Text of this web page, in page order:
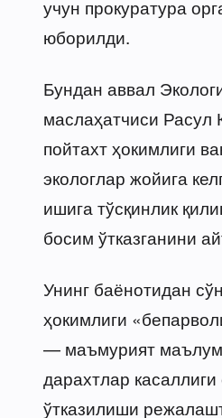
учун прокуратура
юборилди.
Бундан аввал
маслаҳатчиси Расул
пойтахт ҳокимлиги
экологлар жойига
ишига тўсқинлик
босим ўтказганини
Унинг баёнотидан
ҳокимлиги
— маъмурият
дарахтлар
ўтказилиши